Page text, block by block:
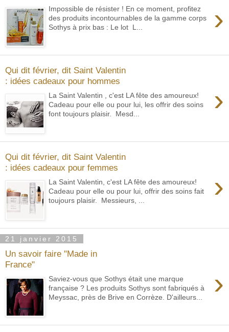
›
Impossible de résister ! En ce moment, profitez
des produits incontournables de la gamme corps
Sothys à prix bas : Le lot L...
Qui dit février, dit Saint Valentin
: idées cadeaux pour hommes
›
La Saint Valentin , c'est LA fête des amoureux!
Cadeau pour elle ou pour lui, les offrir des soins
font toujours plaisir. Mesd...
Qui dit février, dit Saint Valentin
: idées cadeaux pour femmes
›
La Saint Valentin, c'est LA fête des amoureux!
Cadeau pour elle ou pour lui, offrir des soins fait
toujours plaisir. Messieurs, ...
21 janvier 2015
Un savoir faire "Made in
France"
›
Saviez-vous que Sothys était une marque
française ? Les produits Sothys sont fabriqués à
Meyssac, près de Brive en Corrèze. D'ailleurs...